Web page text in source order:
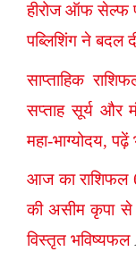
हीरोज ऑफ सेल्फ
पब्लिशिंग ने बदल
साप्ताहिक
सप्ताह सूर्य और
महा-भाग्योदय,
आज का राशिफल
की असीम कृपा से
विस्तृत भविष्यफल